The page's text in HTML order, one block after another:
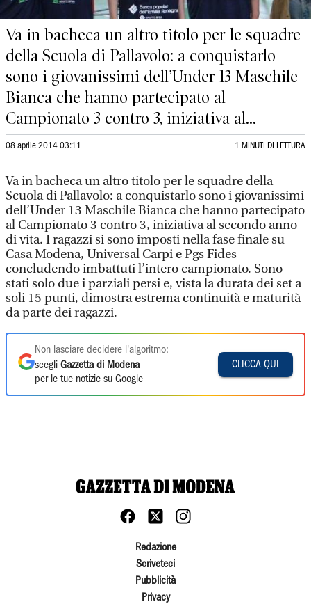
Va in bacheca un altro titolo per le squadre
della Scuola di Pallavolo: a conquistarlo
sono i giovanissimi dell’Under 13 Maschile
Bianca che hanno partecipato al
Campionato 3 contro 3, iniziativa al...
08 aprile 2014 03:11 1 MINUTI DI LETTURA
Va in bacheca un altro titolo per le squadre della
Scuola di Pallavolo: a conquistarlo sono i giovanissimi
dell’Under 13 Maschile Bianca che hanno partecipato
al Campionato 3 contro 3, iniziativa al secondo anno
di vita. I ragazzi si sono imposti nella fase finale su
Casa Modena, Universal Carpi e Pgs Fides
concludendo imbattuti l’intero campionato. Sono
stati solo due i parziali persi e, vista la durata dei set a
soli 15 punti, dimostra estrema continuità e maturità
da parte dei ragazzi.
Non lasciare decidere l'algoritmo:
scegli Gazzetta di Modena
per le tue notizie su Google
CLICCA QUI
Redazione
Scriveteci
Pubblicità
Privacy